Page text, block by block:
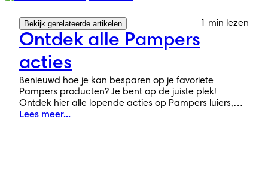
Bekijk gerelateerde artikelen 1 min lezen
Ontdek alle Pampers
acties
Benieuwd hoe je kan besparen op je favoriete
Pampers producten? Je bent op de juiste plek!
Ontdek hier alle lopende acties op Pampers luiers,
luierbroekjes en babydoekjes.
Lees meer...